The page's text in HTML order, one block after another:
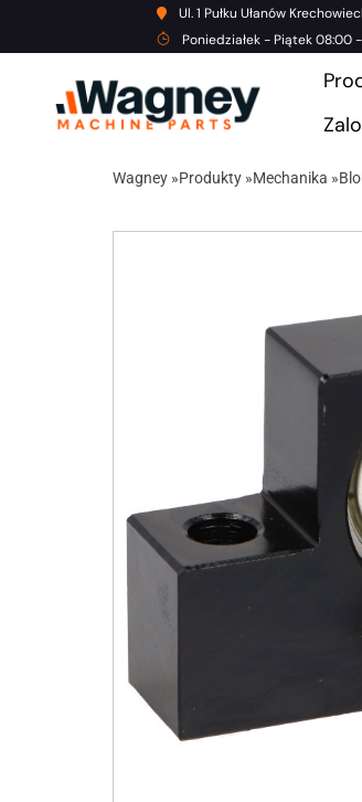
Ul. 1 Pułku Ułanów
Poniedziałek - Piątek 08:00
Wagney »Produkty »Mechanika »